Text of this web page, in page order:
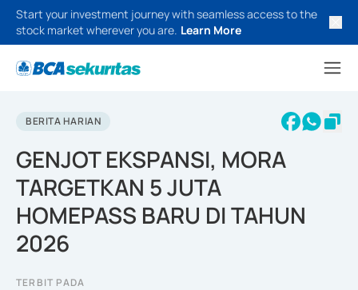
Start your investment journey with seamless access to the
stock market wherever you are. Learn More
BERITA HARIAN
GENJOT EKSPANSI, MORA
TARGETKAN 5 JUTA
HOMEPASS BARU DI TAHUN
2026
TERBIT PADA